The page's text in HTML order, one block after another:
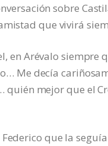
sobre
que vivirá
en Arévalo siempre
Me decía
quién mejor que el
que la